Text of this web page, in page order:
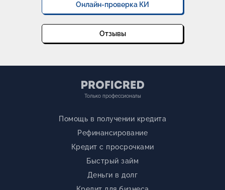
Онлайн-проверка КИ
Отзывы
Только профессионалы
Помощь в получении кредита
Рефинансирование
Кредит с просрочками
Быстрый займ
Деньги в долг